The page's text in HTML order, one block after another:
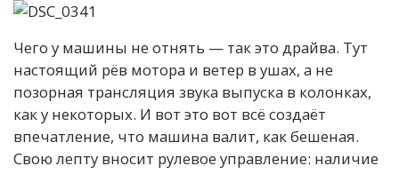
Чего у машины не отнять — так это драйва. Тут
настоящий рёв мотора и ветер в ушах, а не
позорная трансляция звука выпуска в колонках,
как у некоторых. И вот это вот всё создаёт
впечатление, что машина валит, как бешеная.
Свою лепту вносит рулевое управление: наличие